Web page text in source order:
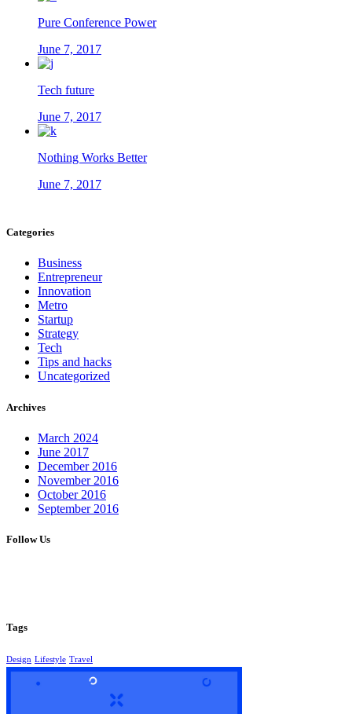
Pure Conference Power
June 7, 2017
Tech future
June 7, 2017
Nothing Works Better
June 7, 2017
Categories
Business
Entrepreneur
Innovation
Metro
Startup
Strategy
Tech
Tips and hacks
Uncategorized
Archives
March 2024
June 2017
December 2016
November 2016
October 2016
September 2016
Follow Us
Tags
Design Lifestyle Travel